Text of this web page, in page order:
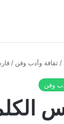
/ ثقافة وأدب وفن /
وفن